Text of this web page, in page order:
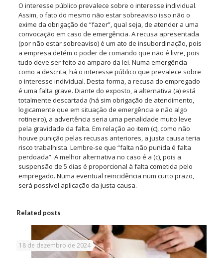
O interesse público prevalece sobre o interesse individual.
Assim, o fato do mesmo não estar sobreaviso isso não o
exime da obrigação de “fazer”, qual seja, de atender a uma
convocação em caso de emergência. A recusa apresentada
(por não estar sobreaviso) é um ato de insubordinação, pois
a empresa detém o poder de comando que não é livre, pois
tudo deve ser feito ao amparo da lei. Numa emergência
como a descrita, há o interesse público que prevalece sobre
o interesse individual. Desta forma, a recusa do empregado
é uma falta grave. Diante do exposto, a alternativa (a) está
totalmente descartada (há sim obrigação de atendimento,
logicamente que em situação de emergência e não algo
rotineiro), a advertência seria uma penalidade muito leve
pela gravidade da falta. Em relação ao item (c), como não
houve punição pelas recusas anteriores, a justa causa teria
risco trabalhista. Lembre-se que “falta não punida é falta
perdoada”. A melhor alternativa no caso é a (c), pois a
suspensão de 5 dias é proporcional à falta cometida pelo
empregado. Numa eventual reincidência num curto prazo,
será possível aplicação da justa causa.
Related posts
18 de dezembro de 2024